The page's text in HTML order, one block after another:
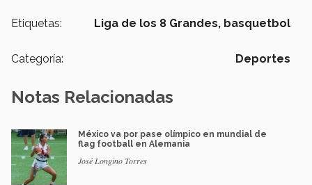
Etiquetas: Liga de los 8 Grandes, basquetbol
Categoría: Deportes
Notas Relacionadas
México va por pase olímpico en mundial de
flag football en Alemania
José Longino Torres